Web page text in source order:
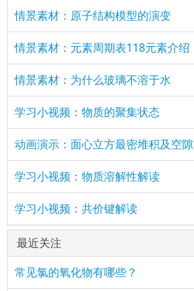
情景素材：原子结构模型的演变
情景素材：元素周期表118元素介绍
情景素材：为什么玻璃不溶于水
学习小视频：物质的聚集状态
动画演示：面心立方最密堆积及空隙
学习小视频：物质溶解性解读
学习小视频：共价键解读
最近关注
常见氯的氧化物有哪些？